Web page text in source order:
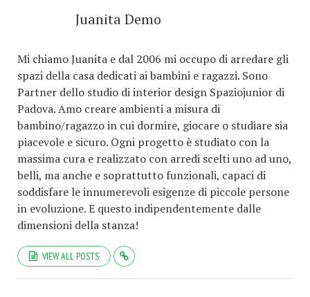
Juanita Demo
Mi chiamo Juanita e dal 2006 mi occupo di arredare gli
spazi della casa dedicati ai bambini e ragazzi. Sono
Partner dello studio di interior design Spaziojunior di
Padova. Amo creare ambienti a misura di
bambino/ragazzo in cui dormire, giocare o studiare sia
piacevole e sicuro. Ogni progetto è studiato con la
massima cura e realizzato con arredi scelti uno ad uno,
belli, ma anche e soprattutto funzionali, capaci di
soddisfare le innumerevoli esigenze di piccole persone
in evoluzione. E questo indipendentemente dalle
dimensioni della stanza!
VIEW ALL POSTS